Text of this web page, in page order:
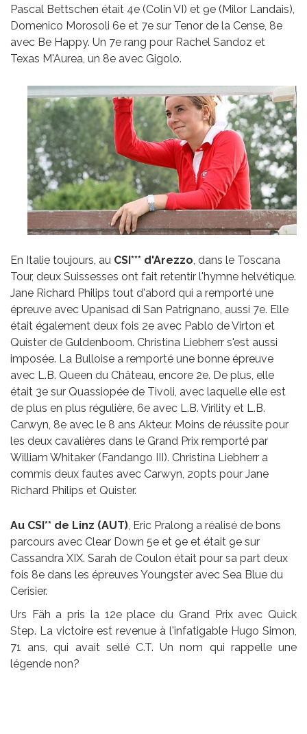
Pascal Bettschen était 4e (Colin VI) et 9e (Milor Landais),
Domenico Morosoli 6e et 7e sur Tenor de la Cense, 8e
avec Be Happy. Un 7e rang pour Rachel Sandoz et
Texas M'Aurea, un 8e avec Gigolo.
En Italie toujours, au CSI*** d'Arezzo, dans le Toscana
Tour, deux Suissesses ont fait retentir l'hymne helvétique.
Jane Richard Philips tout d'abord qui a remporté une
épreuve avec Upanisad di San Patrignano, aussi 7e. Elle
était également deux fois 2e avec Pablo de Virton et
Quister de Guldenboom. Christina Liebherr s'est aussi
imposée. La Bulloise a remporté une bonne épreuve
avec L.B. Queen du Château, encore 2e. De plus, elle
était 3e sur Quassiopée de Tivoli, avec laquelle elle est
de plus en plus régulière, 6e avec L.B. Virility et L.B.
Carwyn, 8e avec le 8 ans Akteur. Moins de réussite pour
les deux cavalières dans le Grand Prix remporté par
William Whitaker (Fandango III). Christina Liebherr a
commis deux fautes avec Carwyn, 20pts pour Jane
Richard Philips et Quister.
Au CSI** de Linz (AUT), Eric Pralong a réalisé de bons
parcours avec Clear Down 5e et 9e et était 9e sur
Cassandra XIX. Sarah de Coulon était pour sa part deux
fois 8e dans les épreuves Youngster avec Sea Blue du
Cerisier.
Urs Fäh a pris la 12e place du Grand Prix avec Quick
Step. La victoire est revenue à l'infatigable Hugo Simon,
71 ans, qui avait sellé C.T. Un nom qui rappelle une
légende non?